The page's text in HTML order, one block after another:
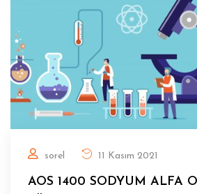
sorel 11 Kasım 2021
AOS 1400 SODYUM ALFA